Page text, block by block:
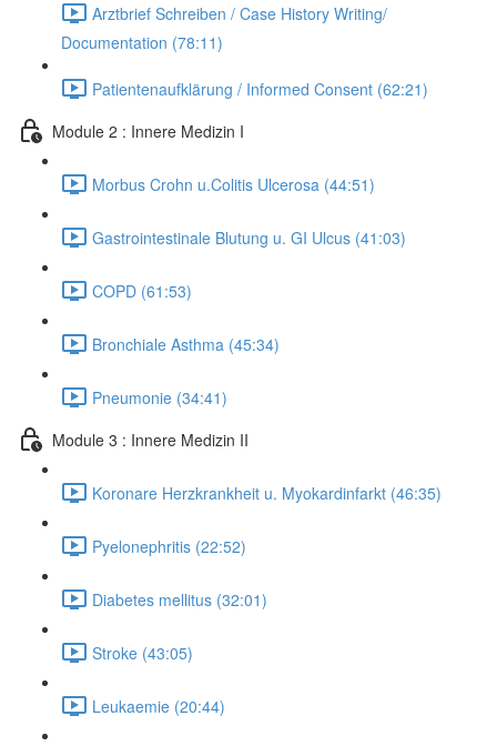
Arztbrief Schreiben / Case History Writing/
Documentation (78:11)
Patientenaufklärung / Informed Consent (62:21)
Module 2 : Innere Medizin I
Morbus Crohn u.Colitis Ulcerosa (44:51)
Gastrointestinale Blutung u. GI Ulcus (41:03)
COPD (61:53)
Bronchiale Asthma (45:34)
Pneumonie (34:41)
Module 3 : Innere Medizin II
Koronare Herzkrankheit u. Myokardinfarkt (46:35)
Pyelonephritis (22:52)
Diabetes mellitus (32:01)
Stroke (43:05)
Leukaemie (20:44)